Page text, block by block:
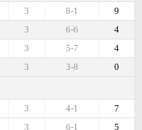
9
8-1
3
4
6-6
3
4
5-7
3
0
3-8
3
7
4-1
3
5
6-1
3